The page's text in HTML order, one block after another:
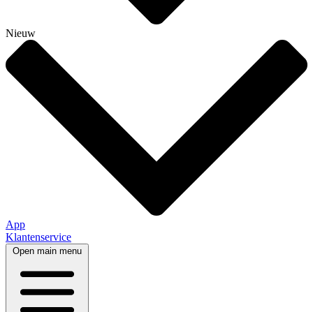
Nieuw
App
Klantenservice
Open main menu